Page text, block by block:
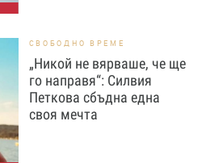
СВОБОДНО ВРЕМЕ
„Никой не вярваше, че ще
го направя“: Силвия
Петкова сбъдна една
своя мечта